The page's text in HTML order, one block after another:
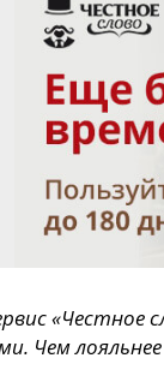
«Честное
Чем